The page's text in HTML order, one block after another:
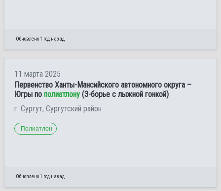
Обновлено 1 год назад
11 марта 2025
Первенство Ханты-Мансийского автономного округа –
Югры по полиатлону (3-борье с лыжной гонкой)
г. Сургут, Сургутский район
Полиатлон
Обновлено 1 год назад